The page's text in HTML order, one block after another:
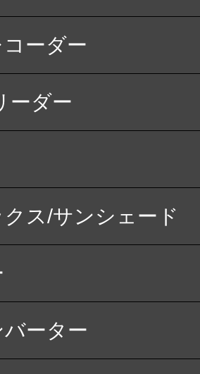
ーダー
ーダー
ス/サンシェード
ーター